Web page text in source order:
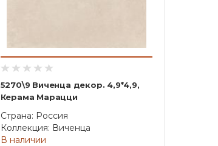
5270\9 Виченца декор. 4,9*4,9,
Керама Марацци
Страна: Россия
Коллекция: Виченца
В наличии